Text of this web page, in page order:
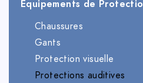
Équipements de
Chaussures
Gants
Protection visuelle
Protections auditives